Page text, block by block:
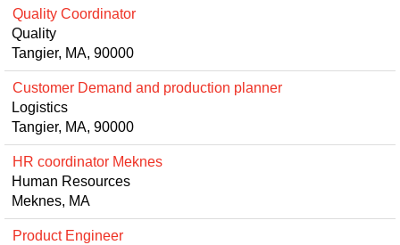
Quality Coordinator
Quality
Tangier, MA, 90000
Customer Demand and production planner
Logistics
Tangier, MA, 90000
HR coordinator Meknes
Human Resources
Meknes, MA
Product Engineer